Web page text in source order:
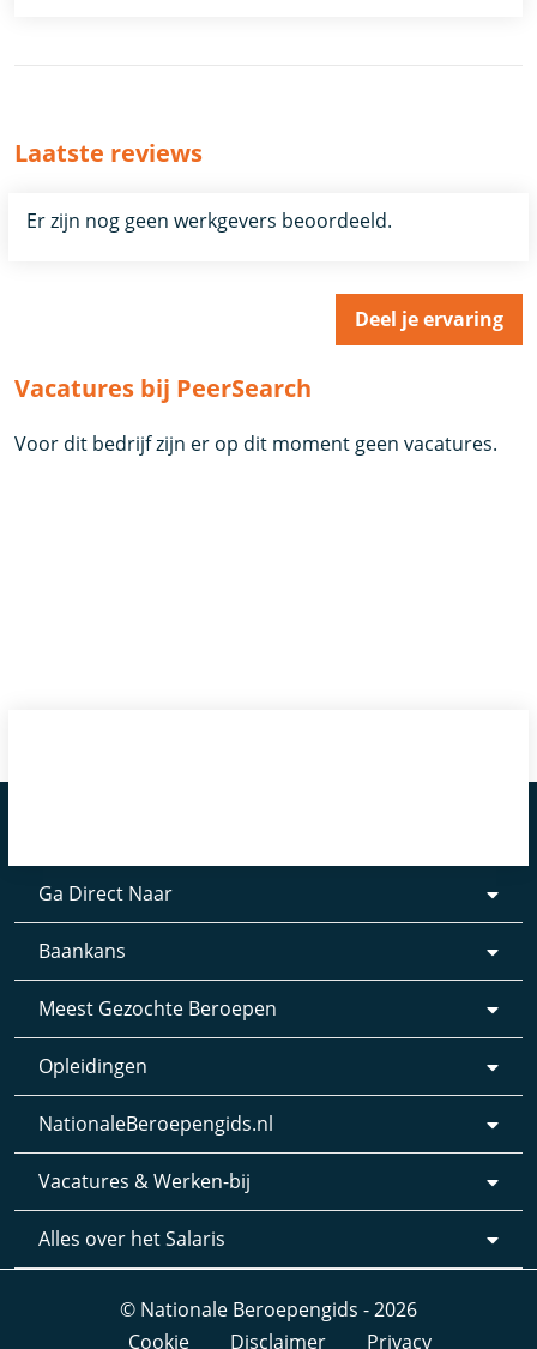
Laatste reviews
Er zijn nog geen werkgevers beoordeeld.
Deel je ervaring
Vacatures bij PeerSearch
Voor dit bedrijf zijn er op dit moment geen vacatures.
Ga Direct Naar
Baankans
Meest Gezochte Beroepen
Opleidingen
NationaleBeroepengids.nl
Vacatures & Werken-bij
Alles over het Salaris
© Nationale Beroepengids - 2026
Cookie
Disclaimer Privacy